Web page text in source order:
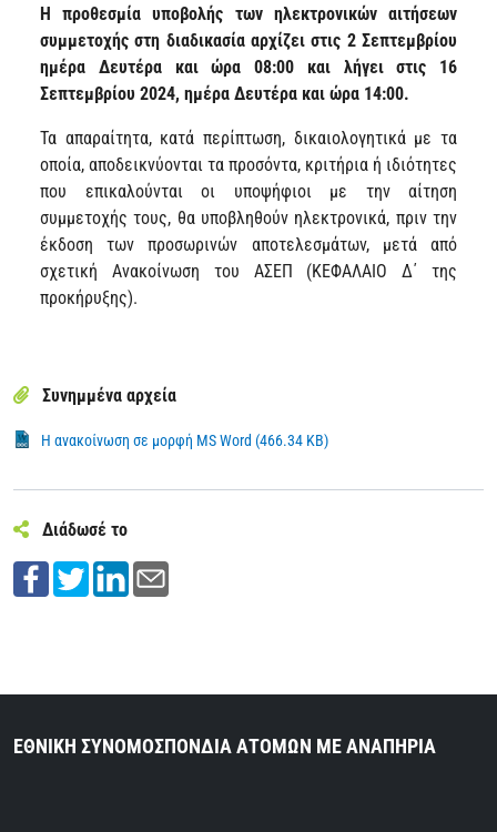
Η προθεσμία υποβολής των ηλεκτρονικών αιτήσεων
συμμετοχής στη διαδικασία αρχίζει στις 2 Σεπτεμβρίου
ημέρα Δευτέρα και ώρα 08:00 και λήγει στις 16
Σεπτεμβρίου 2024, ημέρα Δευτέρα και ώρα 14:00.
Τα απαραίτητα, κατά περίπτωση, δικαιολογητικά με τα
οποία, αποδεικνύονται τα προσόντα, κριτήρια ή ιδιότητες
που επικαλούνται οι υποψήφιοι με την αίτηση
συμμετοχής τους, θα υποβληθούν ηλεκτρονικά, πριν την
έκδοση των προσωρινών αποτελεσμάτων, μετά από
σχετική Ανακοίνωση του ΑΣΕΠ (ΚΕΦΑΛΑΙΟ Δ΄ της
προκήρυξης).
Συνημμένα αρχεία
Η ανακοίνωση σε μορφή MS Word (466.34 KB)
Διάδωσέ το
ΕΘΝΙΚΗ ΣΥΝΟΜΟΣΠΟΝΔΙΑ ΑΤΟΜΩΝ ΜΕ ΑΝΑΠΗΡΙΑ